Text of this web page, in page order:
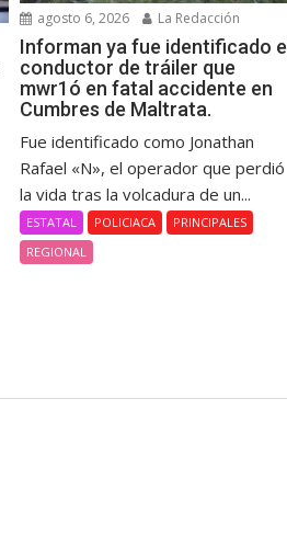
agosto 6, 2026 La Redacción
Informan ya fue identificado el
conductor de tráiler que
mwr1ó en fatal accidente en
Cumbres de Maltrata.
Fue identificado como Jonathan
Rafael «N», el operador que perdió
la vida tras la volcadura de un...
ESTATAL POLICIACA
PRINCIPALES
REGIONAL